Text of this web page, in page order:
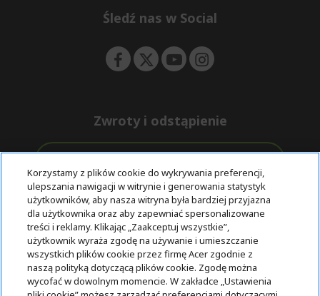
e
Śledź nas w Social
Zwroty i odstąpienie
Darmowa
ekspresowa
dostawa
Wsparcie
przed i po
zakupie
Bezpieczne
płatności
© 2025 Acer Inc.
Firma CPYou BV jest autoryzowanym sprzedawcą produktów i
usług oferowanych w tym sklepie.
Korzystamy z plików cookie do wykrywania preferencji,
ulepszania nawigacji w witrynie i generowania statystyk
użytkowników, aby nasza witryna była bardziej przyjazna
dla użytkownika oraz aby zapewniać spersonalizowane
treści i reklamy. Klikając „Zaakceptuj wszystkie”,
użytkownik wyraża zgodę na używanie i umieszczanie
wszystkich plików cookie przez firmę Acer zgodnie z
naszą polityką dotyczącą plików cookie. Zgodę można
wycofać w dowolnym momencie. W zakładce „Ustawienia